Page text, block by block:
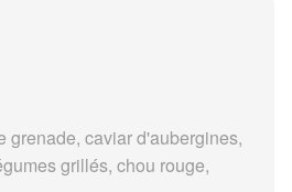
grenade, caviar d'aubergines,
grillés, chou rouge,